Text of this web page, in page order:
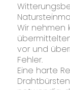
Wir nehmen
vor und
Fehler.
Eine harte